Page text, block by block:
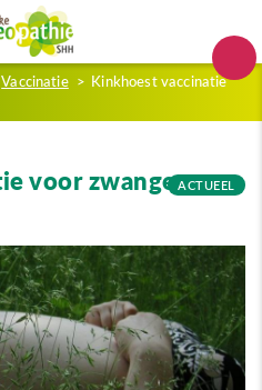
Vaccinatie > Kinkhoest vaccinatie
voor zwangereACTUEEL